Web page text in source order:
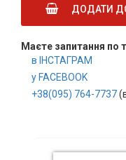
ДОДАТИ
Маєте запитання по
в ІНСТАГРАМ
у FACEBOOK
+38(095) 764-7737